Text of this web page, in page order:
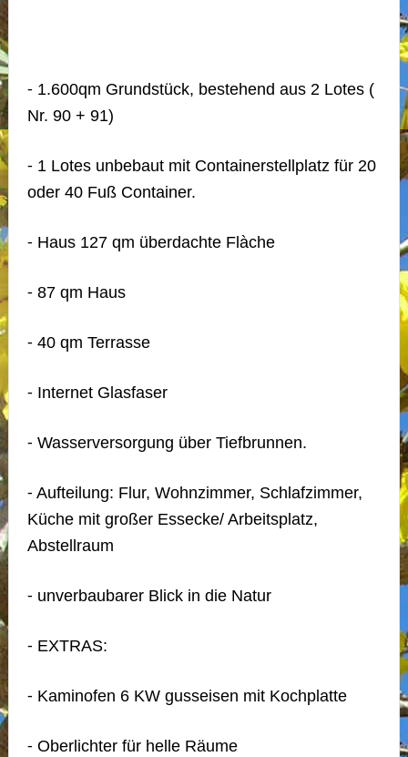
⁃ 1.600qm Grundstück, bestehend aus 2 Lotes (
Nr. 90 + 91)
⁃ 1 Lotes unbebaut mit Containerstellplatz für 20
oder 40 Fuß Container.
⁃ Haus 127 qm überdachte Flàche
⁃ 87 qm Haus
⁃ 40 qm Terrasse
⁃ Internet Glasfaser
⁃ Wasserversorgung über Tiefbrunnen.
⁃ Aufteilung: Flur, Wohnzimmer, Schlafzimmer,
Küche mit großer Essecke/ Arbeitsplatz,
Abstellraum
⁃ unverbaubarer Blick in die Natur
⁃ EXTRAS:
⁃ Kaminofen 6 KW gusseisen mit Kochplatte
⁃ Oberlichter für helle Räume